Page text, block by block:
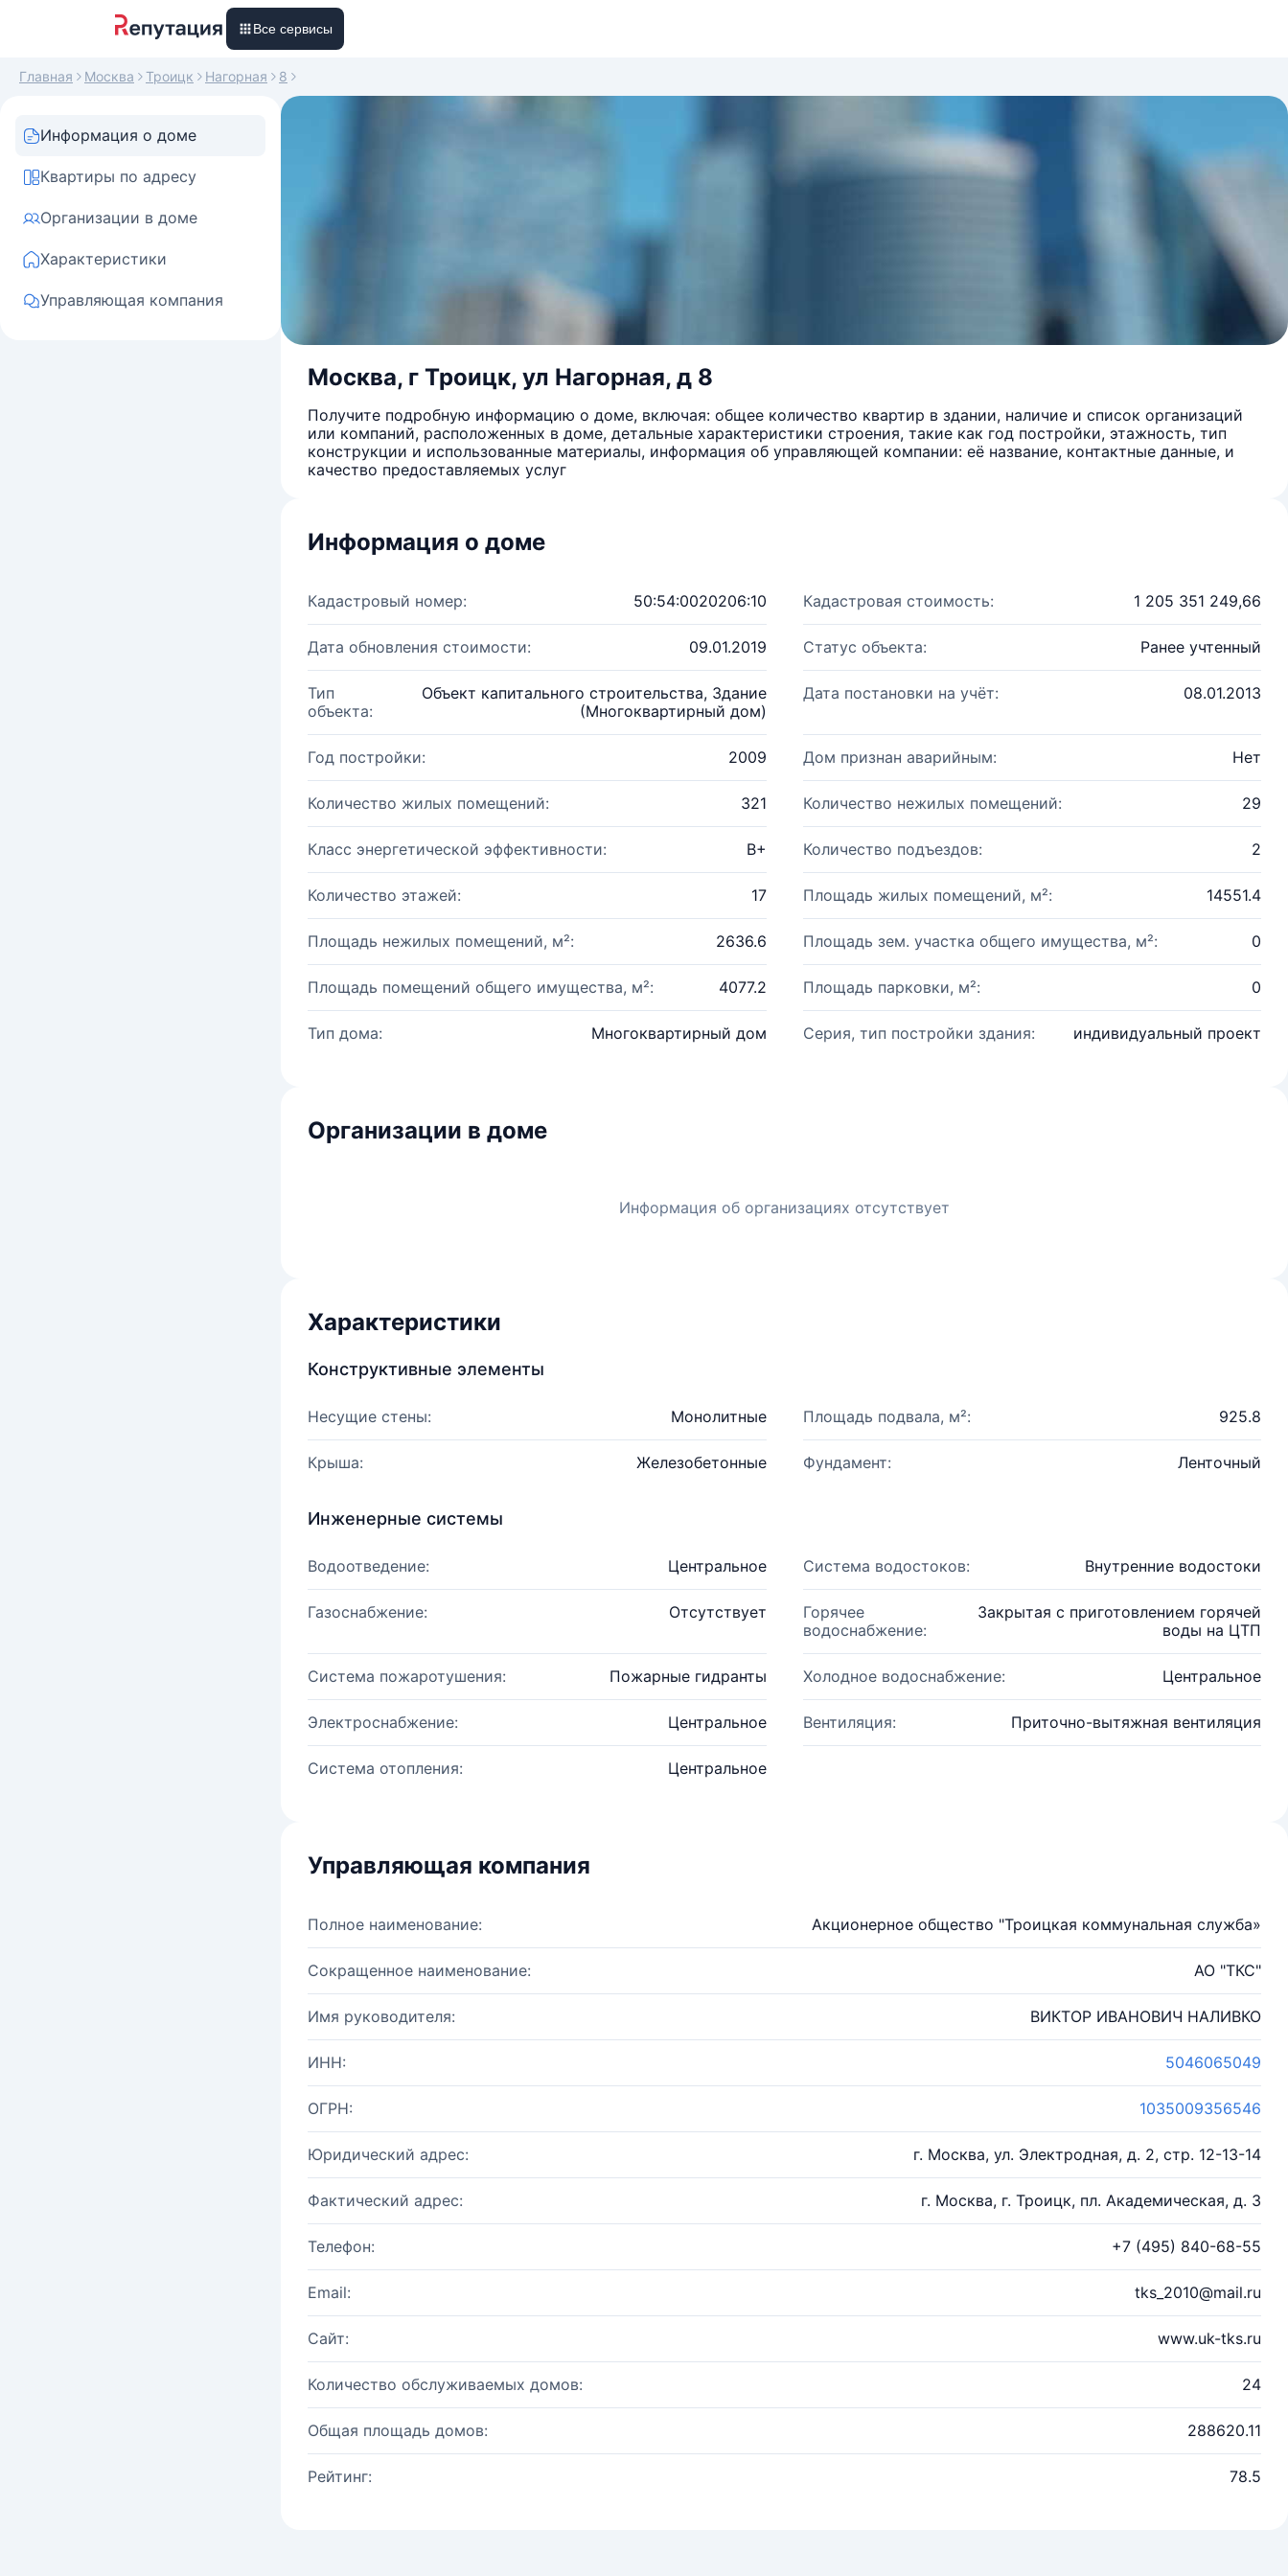
Все сервисы
Главная Москва Троицк Нагорная 8
Информация о доме
Квартиры по адресу
Организации в доме
Характеристики
Управляющая компания
Москва, г Троицк, ул Нагорная, д 8
Получите подробную информацию о доме, включая: общее количество квартир в здании, наличие и список организаций
или компаний, расположенных в доме, детальные характеристики строения, такие как год постройки, этажность, тип
конструкции и использованные материалы, информация об управляющей компании: её название, контактные данные, и
качество предоставляемых услуг
Информация о доме
Кадастровый номер: 50:54:0020206:10 Кадастровая стоимость: 1 205 351 249,66
Дата обновления стоимости: 09.01.2019 Статус объекта: Ранее учтенный
Тип
объекта:
Объект капитального строительства, Здание
(Многоквартирный дом)
Дата постановки на учёт: 08.01.2013
Год постройки: 2009 Дом признан аварийным: Нет
Количество жилых помещений: 321 Количество нежилых помещений: 29
Класс энергетической эффективности: B+ Количество подъездов: 2
Количество этажей: 17 Площадь жилых помещений, м²: 14551.4
Площадь нежилых помещений, м²: 2636.6 Площадь зем. участка общего имущества, м²: 0
Площадь помещений общего имущества, м²: 4077.2 Площадь парковки, м²: 0
Тип дома: Многоквартирный дом Серия, тип постройки здания: индивидуальный проект
Организации в доме
Информация об организациях отсутствует
Характеристики
Конструктивные элементы
Несущие стены: Монолитные Площадь подвала, м²: 925.8
Крыша: Железобетонные Фундамент: Ленточный
Инженерные системы
Водоотведение: Центральное Система водостоков: Внутренние водостоки
Газоснабжение: Отсутствует
Горячее
водоснабжение:
Закрытая с приготовлением горячей
воды на ЦТП
Система пожаротушения: Пожарные гидранты Холодное водоснабжение: Центральное
Электроснабжение: Центральное Вентиляция: Приточно-вытяжная вентиляция
Система отопления: Центральное
Управляющая компания
Полное наименование: Акционерное общество "Троицкая коммунальная служба»
Сокращенное наименование: АО "ТКС"
Имя руководителя: ВИКТОР ИВАНОВИЧ НАЛИВКО
ИНН: 5046065049
ОГРН: 1035009356546
Юридический адрес: г. Москва, ул. Электродная, д. 2, стр. 12-13-14
Фактический адрес: г. Москва, г. Троицк, пл. Академическая, д. 3
Телефон: +7 (495) 840-68-55
Email: tks_2010@mail.ru
Сайт: www.uk-tks.ru
Количество обслуживаемых домов: 24
Общая площадь домов: 288620.11
Рейтинг: 78.5